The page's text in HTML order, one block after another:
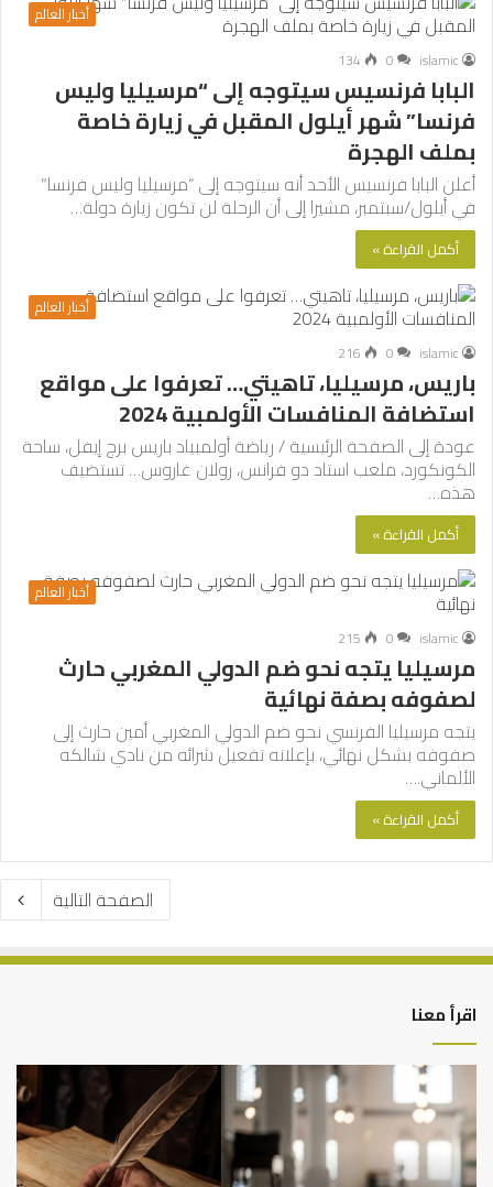
أخبار العالم
islamic
0
134
البابا فرنسيس سيتوجه إلى “مرسيليا وليس
فرنسا” شهر أيلول المقبل في زيارة خاصة
بملف الهجرة
أعلن البابا فرنسيس الأحد أنه سيتوجه إلى “مرسيليا وليس فرنسا”
في أيلول/سبتمبر، مشيرا إلى أن الرحلة لن تكون زيارة دولة…
أكمل القراءة »
أخبار العالم
islamic
0
216
باريس، مرسيليا، تاهيتي… تعرفوا على مواقع
استضافة المنافسات الأولمبية 2024
عودة إلى الصفحة الرئيسية / رياضة أولمبياد باريس برج إيفل، ساحة
الكونكورد، ملعب استاد دو فرانس، رولان غاروس… تستضيف
هذه…
أكمل القراءة »
أخبار العالم
islamic
0
215
مرسيليا يتجه نحو ضم الدولي المغربي حارث
لصفوفه بصفة نهائية
يتجه مرسيليا الفرنسي نحو ضم الدولي المغربي أمين حارث إلى
صفوفه بشكل نهائي، بإعلانه تفعيل شرائه من نادي شالكه
الألماني.…
أكمل القراءة »
الصفحة التالية
اقرأ معنا
العلاقة
العلمية
بين
الإمام
مالك ..